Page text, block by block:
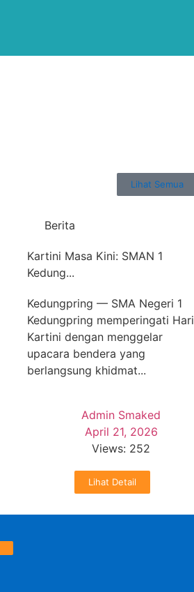
Lihat Semua
Berita
Kartini Masa Kini: SMAN 1
Kedung...
Kedungpring — SMA Negeri 1
Kedungpring memperingati Hari
Kartini dengan menggelar
upacara bendera yang
berlangsung khidmat...
Admin Smaked
April 21, 2026
Views: 252
Lihat Detail